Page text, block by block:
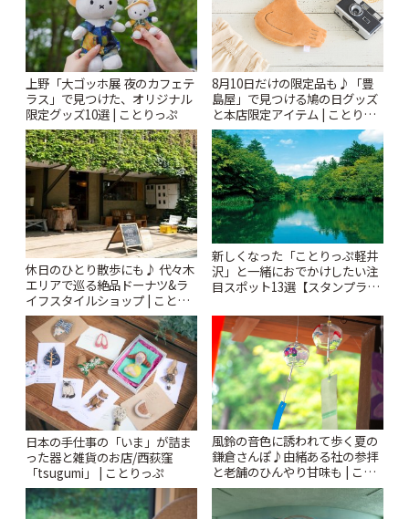
上野「大ゴッホ展 夜のカフェテ
ラス」で見つけた、オリジナル
限定グッズ10選 | ことりっぷ
8月10日だけの限定品も♪「豊
島屋」で見つける鳩の日グッズ
と本店限定アイテム | ことりっ
ぷ
休日のひとり散歩にも♪ 代々木
エリアで巡る絶品ドーナツ&ラ
イフスタイルショップ | ことり
っぷ
新しくなった「ことりっぷ軽井
沢」と一緒におでかけしたい注
目スポット13選【スタンプラリ
日本の手仕事の「いま」が詰ま
った器と雑貨のお店/西荻窪
「tsugumi」 | ことりっぷ
風鈴の音色に誘われて歩く夏の
鎌倉さんぽ♪由緒ある社の参拝
と老舗のひんやり甘味も | こと
りっぷ